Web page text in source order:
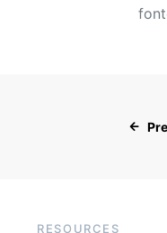
RESOURCES